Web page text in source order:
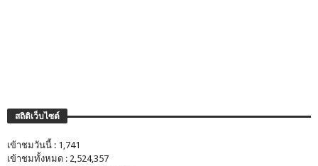
สถิติเว็บไซต์
เข้าชมวันนี้ : 1,741
เข้าชมทั้งหมด : 2,524,357